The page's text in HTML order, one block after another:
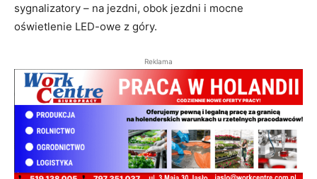
sygnalizatory – na jezdni, obok jezdni i mocne
oświetlenie LED-owe z góry.
Reklama